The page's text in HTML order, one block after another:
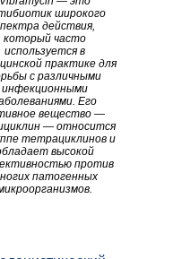
широкого
действия,
который часто
используется в
практике для
с различными
инфекционными
Его
вещество —
— относится
тетрациклинов и
высокой
против
патогенных